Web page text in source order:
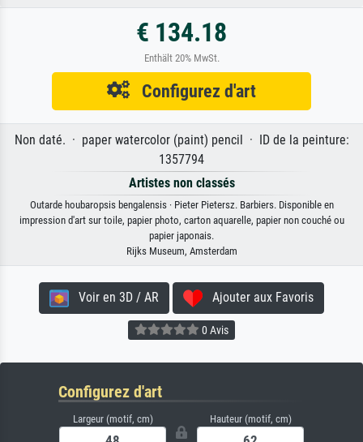
€ 134.18
Enthält 20% MwSt.
Configurez d'art
Non daté. · paper watercolor (paint) pencil · ID de la peinture:
1357794
Artistes non classés
Outarde houbaropsis bengalensis · Pieter Pietersz. Barbiers. Disponible en
impression d'art sur toile, papier photo, carton aquarelle, papier non couché ou
papier japonais.
Rijks Museum, Amsterdam
Voir en 3D / AR Ajouter aux Favoris
0 Avis
Configurez d'art
Largeur (motif, cm) Hauteur (motif, cm)